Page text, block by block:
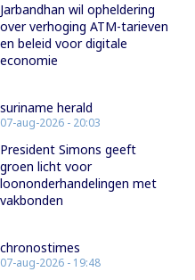
Jarbandhan wil opheldering
over verhoging ATM-tarieven
en beleid voor digitale
economie
suriname herald
07-aug-2026 - 20:03
President Simons geeft
groen licht voor
loononderhandelingen met
vakbonden
chronostimes
07-aug-2026 - 19:48